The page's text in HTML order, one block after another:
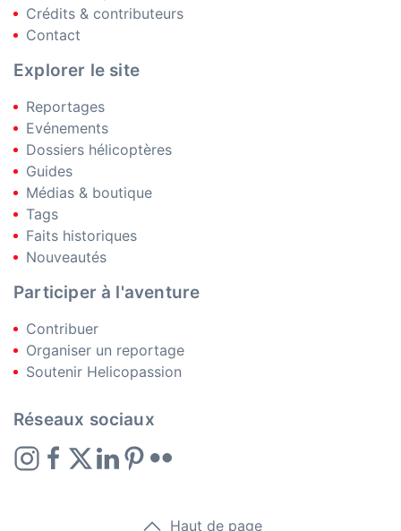
Crédits & contributeurs
Contact
Explorer le site
Reportages
Evénements
Dossiers hélicoptères
Guides
Médias & boutique
Tags
Faits historiques
Nouveautés
Participer à l'aventure
Contribuer
Organiser un reportage
Soutenir Helicopassion
Réseaux sociaux
Haut de page